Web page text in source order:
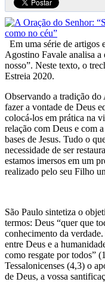
Em uma série de artigos
Agostino Favale analisa a
nosso”. Neste texto, o
Estreia 2020.
Observando a tradição do
fazer a vontade de Deus
colocá-los em prática na
relação com Deus e com
bases de Jesus. Tudo o
necessidade de ser
estamos imersos em um
realizado pelo seu Filho
São Paulo sintetiza o
termos: Deus “quer que
conhecimento da
entre Deus e a
como resgate por todos”
Tessalonicenses (4,3) o
de Deus, a vossa